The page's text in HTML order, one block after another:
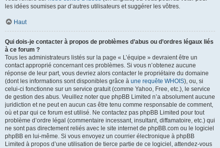
les idées soumises par d’autres utilisateurs et suggérer les vôtres.
Haut
Qui dois-je contacter à propos de problèmes d’abus ou d’ordres légaux liés
à ce forum ?
Tous les administrateurs listés sur la page « L’équipe » devraient être un
contact approprié concernant ces problèmes. Si vous n’obtenez aucune
réponse de leur part, vous devriez alors contacter le propriétaire du domaine
(dont les informations sont disponibles grâce à une requête WHOIS), ou, si
celui-ci fonctionne sur un service gratuit (comme Yahoo, Free, etc.), le service
de gestion des abus. Veuillez noter que phpBB Limited n’a absolument aucune
juridiction et ne peut en aucun cas être tenu comme responsable de comment,
où et par qui ce forum est utilisé. Ne contactez pas phpBB Limited pour tout
problème d’ordre légal (commentaire incessant, insultant, diffamatoire, etc.) qui
ne sont pas directement reliés avec le site internet de phpBB.com ou le logiciel
phpBB en lui-même. Si vous envoyez un courrier électronique à phpBB
Limited à propos d’une utilisation de tierce partie de ce logiciel, attendez-vous